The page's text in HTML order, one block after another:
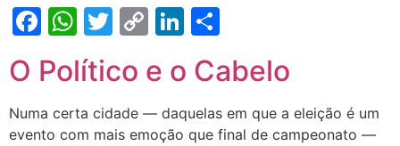
Facebook
WhatsApp
Twitter
CopyLinkedIn
O Político e o Cabelo
Numa certa cidade — daquelas em que a eleição é um
evento com mais emoção que final de campeonato —